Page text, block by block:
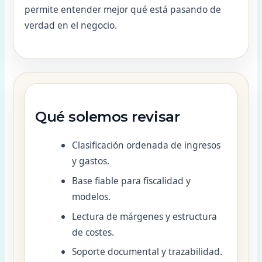
permite entender mejor qué está pasando de
verdad en el negocio.
Qué solemos revisar
Clasificación ordenada de ingresos
y gastos.
Base fiable para fiscalidad y
modelos.
Lectura de márgenes y estructura
de costes.
Soporte documental y trazabilidad.